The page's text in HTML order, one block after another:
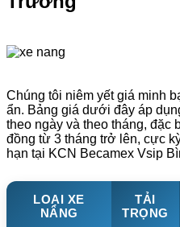
Chúng tôi niêm yết giá minh
ẩn. Bảng giá dưới đây áp
theo ngày và theo tháng, đặc
đồng từ 3 tháng trở lên, cực
hạn tại KCN Becamex Vsip
LOẠI XE
NÂNG
TẢI
TRỌNG